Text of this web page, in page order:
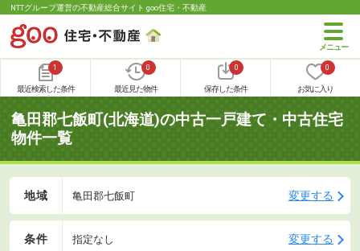
NTTグループ運営の不動産総合サイト goo住宅・不動産
1
最近検索した条件
0
最近見た物件
0
保存した条件
0
お気に入り
亀田郡七飯町(北海道)の中古一戸建て・中古住宅
物件一覧
地域 亀田郡七飯町 変更する
条件 指定なし 変更する